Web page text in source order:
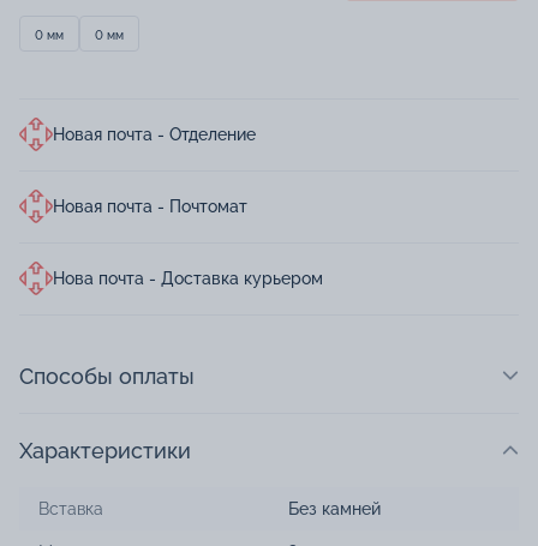
0 мм 0 мм
Новая почта - Отделение
Новая почта - Почтомат
Нова почта - Доставка курьером
Способы оплаты
Характеристики
Вставка Без камней